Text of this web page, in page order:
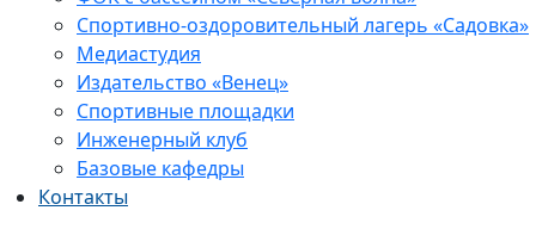
Спортивно-оздоровительный лагерь «Садовка»
Медиастудия
Издательство «Венец»
Спортивные площадки
Инженерный клуб
Базовые кафедры
Контакты